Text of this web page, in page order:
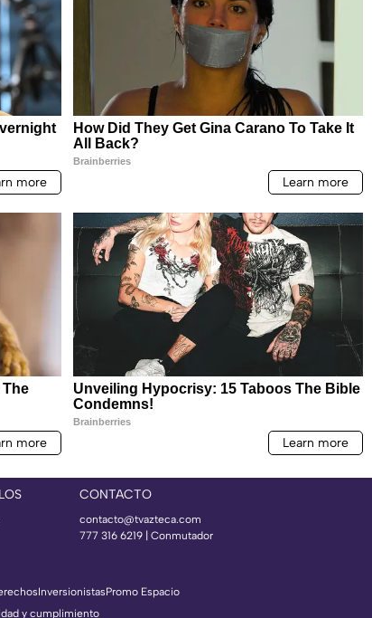
CONTACTO
contacto@tvazteca.com
777 316 6219 | Conmutador
InversionistasPromo Espacio
y cumplimiento